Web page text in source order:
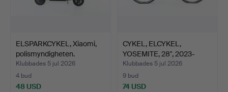
ELSPARKCYKEL, Xiaomi,
polismyndigheten.
Klubbades 5 jul 2026
4 bud
48 USD
CYKEL, ELCYKEL,
YOSEMITE, 28", 2023-
5000-B…
Klubbades 5 jul 2026
9 bud
74 USD